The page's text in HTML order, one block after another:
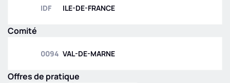
IDF ILE-DE-FRANCE
Comité
0094 VAL-DE-MARNE
Offres de pratique